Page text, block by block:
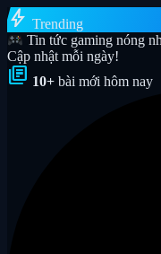
bolt Trending
Tin tức gaming nóng
Cập nhật mỗi ngày!
library_books 10+ bài mới hôm nay